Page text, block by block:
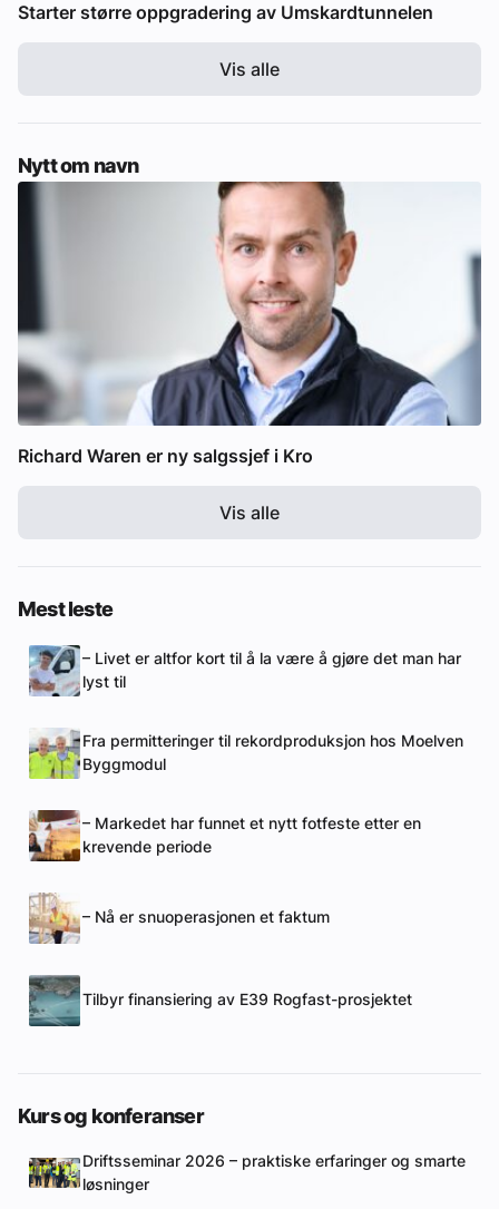
Starter større oppgradering av Umskardtunnelen
Vis alle
Nytt om navn
Richard Waren er ny salgssjef i Kro
Vis alle
Mest leste
– Livet er altfor kort til å la være å gjøre det man har
lyst til
Fra permitteringer til rekordproduksjon hos Moelven
Byggmodul
– Markedet har funnet et nytt fotfeste etter en
krevende periode
– Nå er snuoperasjonen et faktum
Tilbyr finansiering av E39 Rogfast-prosjektet
Kurs og konferanser
Driftsseminar 2026 – praktiske erfaringer og smarte
løsninger